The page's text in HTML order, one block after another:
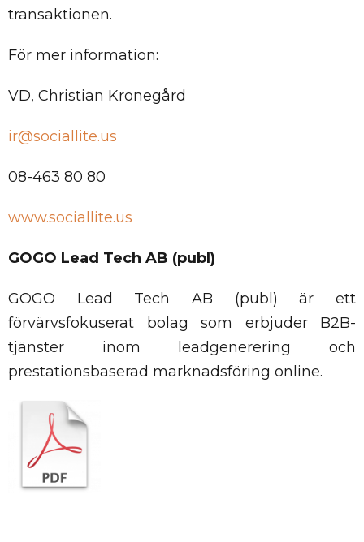
transaktionen.
För mer information:
VD, Christian Kronegård
ir@sociallite.us
08-463 80 80
www.sociallite.us
GOGO Lead Tech AB (publ)
GOGO Lead Tech AB (publ) är ett
förvärvsfokuserat bolag som erbjuder B2B-
tjänster inom leadgenerering och
prestationsbaserad marknadsföring online.